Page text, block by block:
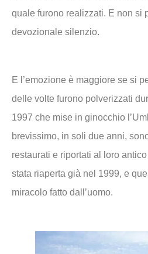
quale furono realizzati. E non si
devozionale silenzio.
E l’emozione è maggiore se si
delle volte furono polverizzati
1997 che mise in ginocchio
brevissimo, in soli due anni,
restaurati e riportati al loro
stata riaperta già nel 1999, e
miracolo fatto dall’uomo.